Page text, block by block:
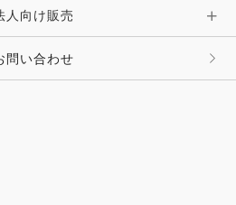
人向け販売
問い合わせ